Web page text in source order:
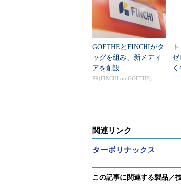
GOETHEとFINCHIがタ
ッグを組み、新メディ
アを創設
PR(FINCHI on GOETHE)
ゼ
関連リンク
ターボリナックス